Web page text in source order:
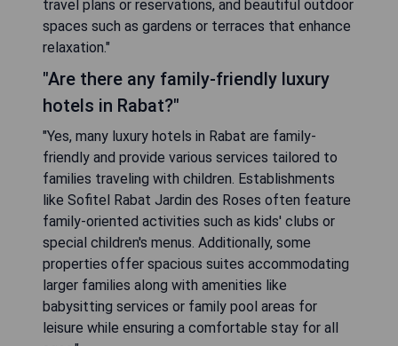
"What amenities can I expect at luxury
hotels in Rabat?"
"Luxury hotels in Rabat typically offer a wide
range of high-end amenities designed to ensure
include spacious and elegantly furnished rooms,
fine dining restaurants serving gourmet cuisine,
rejuvenating spa facilities, fitness centers,
swimming pools, concierge services to assist with
travel plans or reservations, and beautiful outdoor
spaces such as gardens or terraces that enhance
relaxation."
"Are there any family-friendly luxury
hotels in Rabat?"